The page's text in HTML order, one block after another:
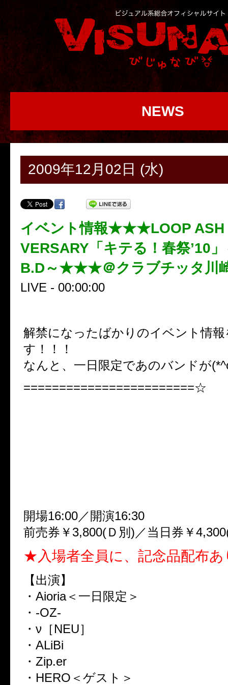
NEWS
2009年12月02日 (水)
イベント情報★★★LOOP ASH
VERSARY「キテる！春祭’10
B.D～★★★＠クラブチッタ川
LIVE - 00:00:00
解禁になったばかりのイベント情
す！！！
なんと、一日限定であのバンドが
========================☆
開場16:00／開演16:30
前売券￥3,800(Ｄ別)／当日券￥
★入場者全員に、記念品配布あ
【出演】
・Aioria＜一日限定＞
・-OZ-
・ν［NEU］
・ALiBi
・Zip.er
・HERO＜ゲスト＞